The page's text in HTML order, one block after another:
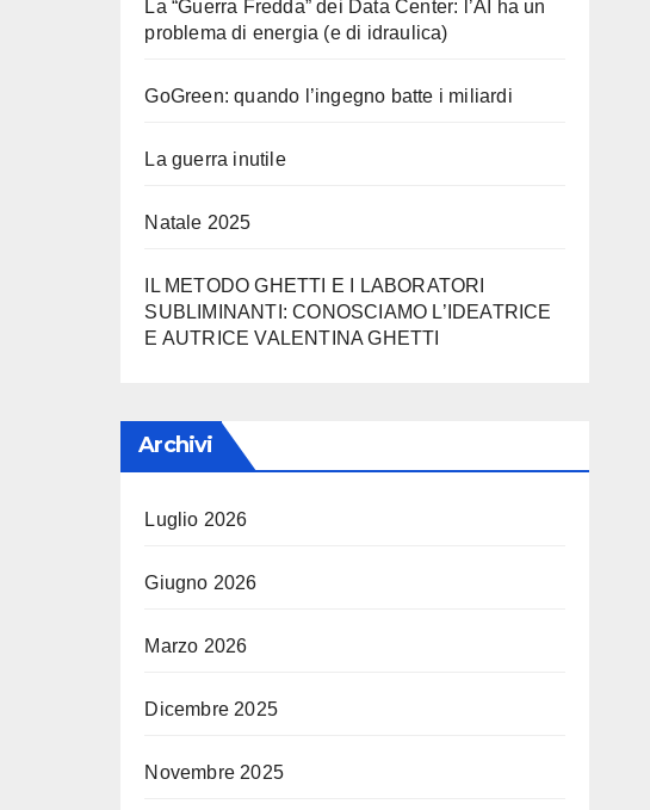
La “Guerra Fredda” dei Data Center: l’AI ha un
problema di energia (e di idraulica)
GoGreen: quando l’ingegno batte i miliardi
La guerra inutile
Natale 2025
IL METODO GHETTI E I LABORATORI
SUBLIMINANTI: CONOSCIAMO L’IDEATRICE
E AUTRICE VALENTINA GHETTI
Archivi
Luglio 2026
Giugno 2026
Marzo 2026
Dicembre 2025
Novembre 2025